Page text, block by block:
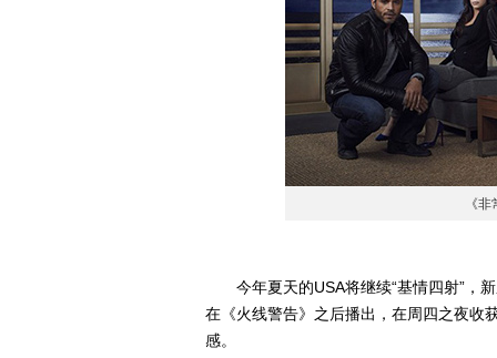
《
今年夏天的USA将继续“基情四射”，
在《火线警告》之后播出，在周四之夜收
感。